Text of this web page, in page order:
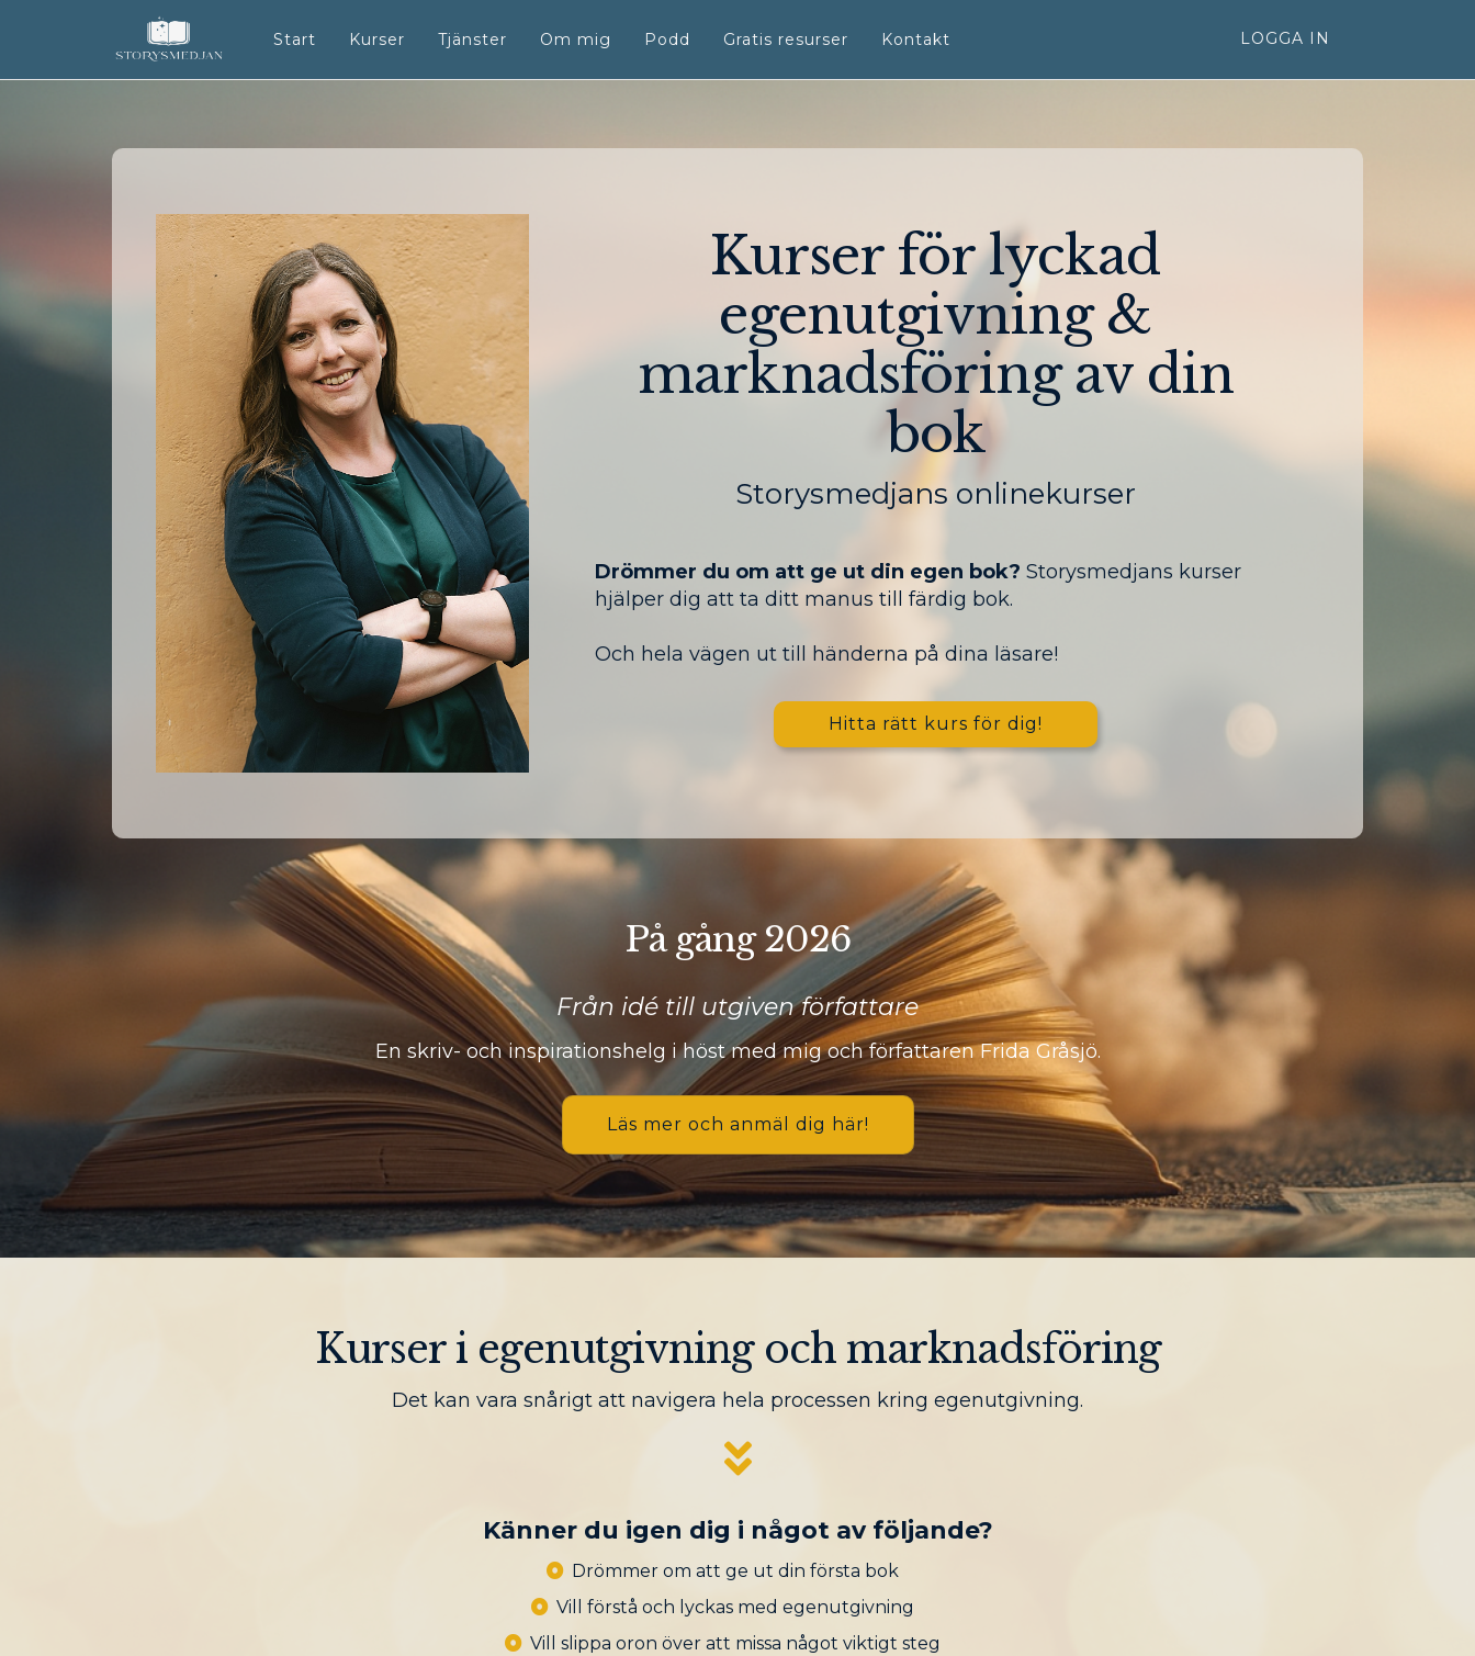
Start Kurser Tjänster Om mig Podd Gratis resurser Kontakt LOGGA IN
Kurser för lyckad
egenutgivning &
marknadsföring av din
bok
Storysmedjans onlinekurser
Drömmer du om att ge ut din egen bok? Storysmedjans kurser
hjälper dig att ta ditt manus till färdig bok.
Och hela vägen ut till händerna på dina läsare!
Hitta rätt kurs för dig!
På gång 2026
Från idé till utgiven författare
En skriv- och inspirationshelg i höst med mig och författaren Frida Gråsjö.
Läs mer och anmäl dig här!
Kurser i egenutgivning och marknadsföring
Det kan vara snårigt att navigera hela processen kring egenutgivning.
Känner du igen dig i något av följande?
Drömmer om att ge ut din första bok
Vill förstå och lyckas med egenutgivning
Vill slippa oron över att missa något viktigt steg